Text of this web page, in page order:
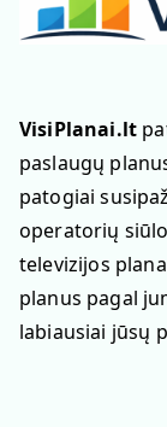
VisiPlanai.lt
paslaugų
patogiai
operatorių
televizijos
planus pagal
labiausiai jūsų